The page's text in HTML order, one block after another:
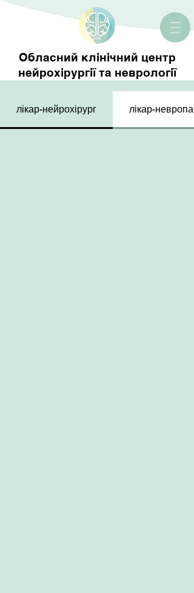
Обласний клінічний центр
нейрохірургії та неврології
лікар-нейрохірург лікар-